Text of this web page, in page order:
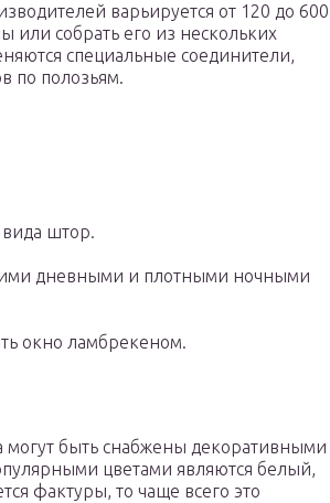
варьируется от 120 до 600
или собрать его из нескольких
специальные соединители,
по полозьям.
штор.
дневными и плотными ночными
окно ламбрекеном.
могут быть снабжены декоративными
цветами являются белый,
фактуры, то чаще всего это